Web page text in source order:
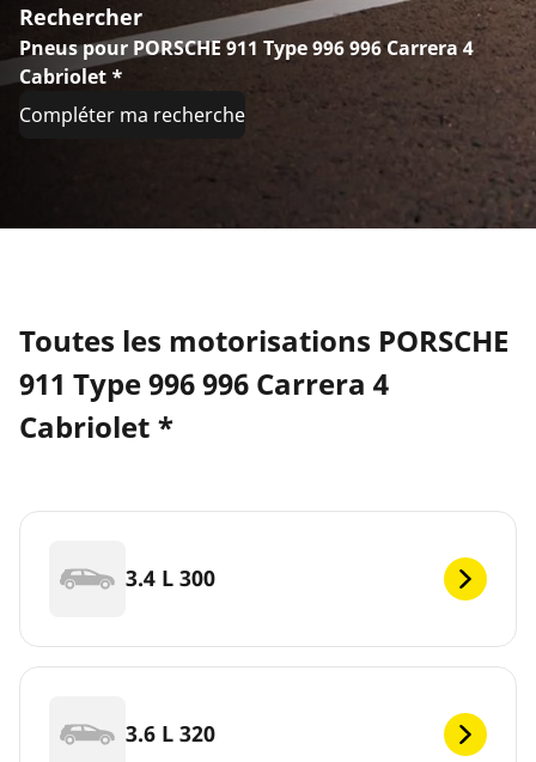
Rechercher
Pneus pour PORSCHE 911 Type 996 996 Carrera 4
Cabriolet *
Compléter ma recherche
Toutes les motorisations PORSCHE
911 Type 996 996 Carrera 4
Cabriolet *
3.4 L 300
3.6 L 320